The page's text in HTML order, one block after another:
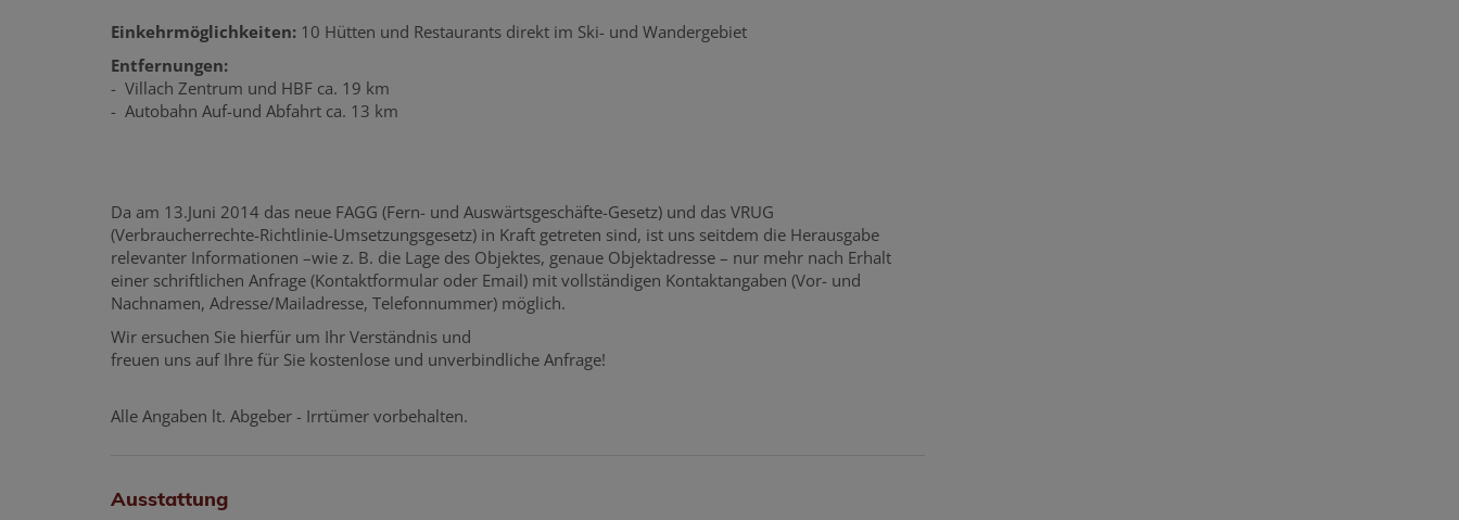
Einkehrmöglichkeiten: 10 Hütten und Restaurants direkt im Ski- und Wandergebiet
Entfernungen:
- Villach Zentrum und HBF ca. 19 km
- Autobahn Auf-und Abfahrt ca. 13 km
Da am 13.Juni 2014 das neue FAGG (Fern- und Auswärtsgeschäfte-Gesetz) und das VRUG
(Verbraucherrechte-Richtlinie-Umsetzungsgesetz) in Kraft getreten sind, ist uns seitdem die Herausgabe
relevanter Informationen –wie z. B. die Lage des Objektes, genaue Objektadresse – nur mehr nach Erhalt
einer schriftlichen Anfrage (Kontaktformular oder Email) mit vollständigen Kontaktangaben (Vor- und
Nachnamen, Adresse/Mailadresse, Telefonnummer) möglich.
Wir ersuchen Sie hierfür um Ihr Verständnis und
freuen uns auf Ihre für Sie kostenlose und unverbindliche Anfrage!
Alle Angaben lt. Abgeber - Irrtümer vorbehalten.
Ausstattung